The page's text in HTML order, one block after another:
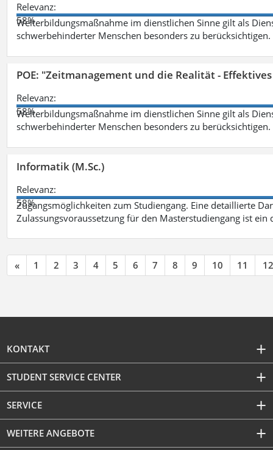
Relevanz:
58%
Weiterbildungsmaßnahme im dienstlichen Sinne gilt als
schwerbehinderter Menschen besonders zu berücksichtigen.
POE: "Zeitmanagement und die Realität -
Relevanz:
58%
Weiterbildungsmaßnahme im dienstlichen Sinne gilt als
schwerbehinderter Menschen besonders zu berücksichtigen.
Informatik (M.Sc.)
Relevanz:
58%
Zugangsmöglichkeiten zum Studiengang. Eine detaillierte
Zulassungsvoraussetzung für den Masterstudiengang ist
« 1 2 3 4 5 6 7 8 9 10 11 12
KONTAKT
STUDENT SERVICE CENTER
SERVICE
WEITERE ANGEBOTE